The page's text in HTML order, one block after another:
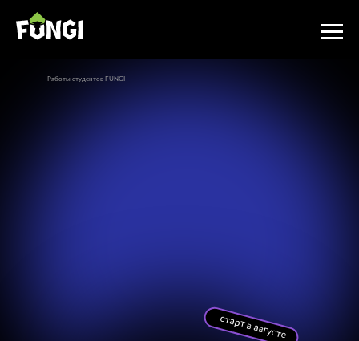
старт в августе
Работы студентов FUNGI